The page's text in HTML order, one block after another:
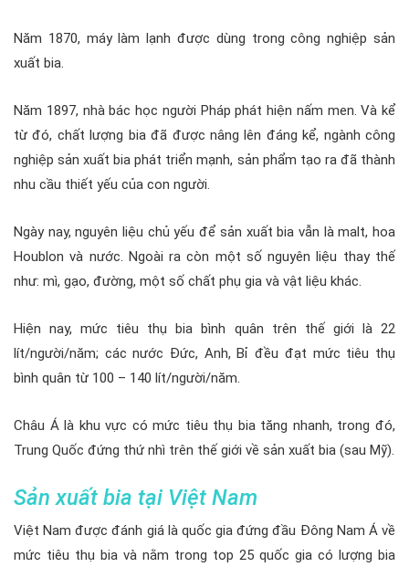
Năm 1870, máy làm lạnh được dùng trong công nghiệp sản
xuất bia.
Năm 1897, nhà bác học người Pháp phát hiện nấm men. Và kể
từ đó, chất lượng bia đã được nâng lên đáng kể, ngành công
nghiệp sản xuất bia phát triển mạnh, sản phẩm tạo ra đã thành
nhu cầu thiết yếu của con người.
Ngày nay, nguyên liệu chủ yếu để sản xuất bia vẫn là malt, hoa
Houblon và nước. Ngoài ra còn một số nguyên liệu thay thế
như: mì, gạo, đường, một số chất phụ gia và vật liệu khác.
Hiện nay, mức tiêu thụ bia bình quân trên thế giới là 22
lít/người/năm; các nước Đức, Anh, Bỉ đều đạt mức tiêu thụ
bình quân từ 100 – 140 lít/người/năm.
Châu Á là khu vực có mức tiêu thụ bia tăng nhanh, trong đó,
Trung Quốc đứng thứ nhì trên thế giới về sản xuất bia (sau Mỹ).
Sản xuất bia tại Việt Nam
Việt Nam được đánh giá là quốc gia đứng đầu Đông Nam Á về
mức tiêu thụ bia và nằm trong top 25 quốc gia có lượng bia